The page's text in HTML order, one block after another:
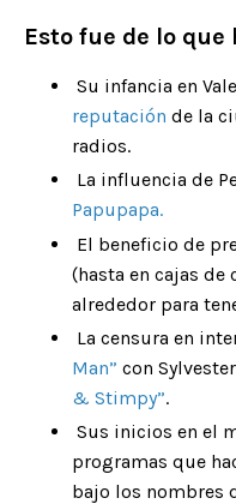
Esto fue de lo
Su infancia en
reputación de la
radios.
La influencia de
Papupapa.
El beneficio de
(hasta en cajas de
alrededor para
La censura en
Man” con
& Stimpy”.
Sus inicios en el
programas que
bajo los nombres